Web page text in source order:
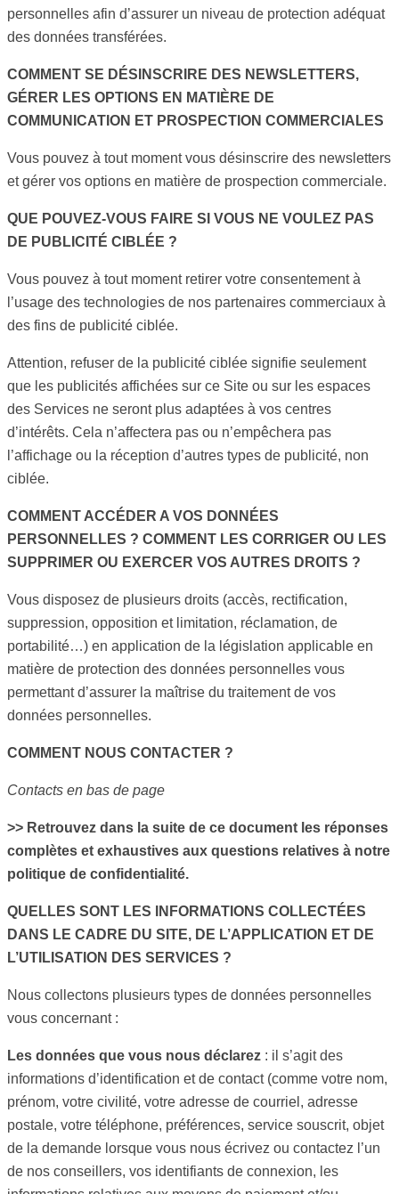
personnelles afin d’assurer un niveau de protection adéquat
des données transférées.
COMMENT SE DÉSINSCRIRE DES NEWSLETTERS,
GÉRER LES OPTIONS EN MATIÈRE DE
COMMUNICATION ET PROSPECTION COMMERCIALES
Vous pouvez à tout moment vous désinscrire des newsletters
et gérer vos options en matière de prospection commerciale.
QUE POUVEZ-VOUS FAIRE SI VOUS NE VOULEZ PAS
DE PUBLICITÉ CIBLÉE ?
Vous pouvez à tout moment retirer votre consentement à
l’usage des technologies de nos partenaires commerciaux à
des fins de publicité ciblée.
Attention, refuser de la publicité ciblée signifie seulement
que les publicités affichées sur ce Site ou sur les espaces
des Services ne seront plus adaptées à vos centres
d’intérêts. Cela n’affectera pas ou n’empêchera pas
l’affichage ou la réception d’autres types de publicité, non
ciblée.
COMMENT ACCÉDER A VOS DONNÉES
PERSONNELLES ? COMMENT LES CORRIGER OU LES
SUPPRIMER OU EXERCER VOS AUTRES DROITS ?
Vous disposez de plusieurs droits (accès, rectification,
suppression, opposition et limitation, réclamation, de
portabilité…) en application de la législation applicable en
matière de protection des données personnelles vous
permettant d’assurer la maîtrise du traitement de vos
données personnelles.
COMMENT NOUS CONTACTER ?
Contacts en bas de page
>> Retrouvez dans la suite de ce document les réponses
complètes et exhaustives aux questions relatives à notre
politique de confidentialité.
QUELLES SONT LES INFORMATIONS COLLECTÉES
DANS LE CADRE DU SITE, DE L’APPLICATION ET DE
L’UTILISATION DES SERVICES ?
Nous collectons plusieurs types de données personnelles
vous concernant :
Les données que vous nous déclarez : il s’agit des
informations d’identification et de contact (comme votre nom,
prénom, votre civilité, votre adresse de courriel, adresse
postale, votre téléphone, préférences, service souscrit, objet
de la demande lorsque vous nous écrivez ou contactez l’un
de nos conseillers, vos identifiants de connexion, les